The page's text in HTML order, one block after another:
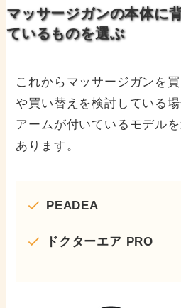
マッサージガンの本体に
ているものを選ぶ
これからマッサージガンを
や買い替えを検討している
アームが付いているモデル
あります。
PEADEA
ドクターエア PRO